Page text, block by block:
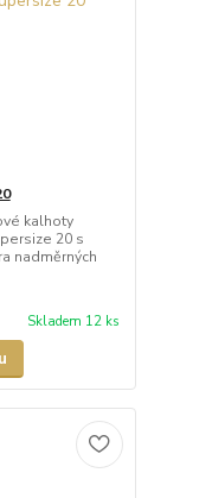
kalhoty
20 s
nadměrných
Skladem 12 ks